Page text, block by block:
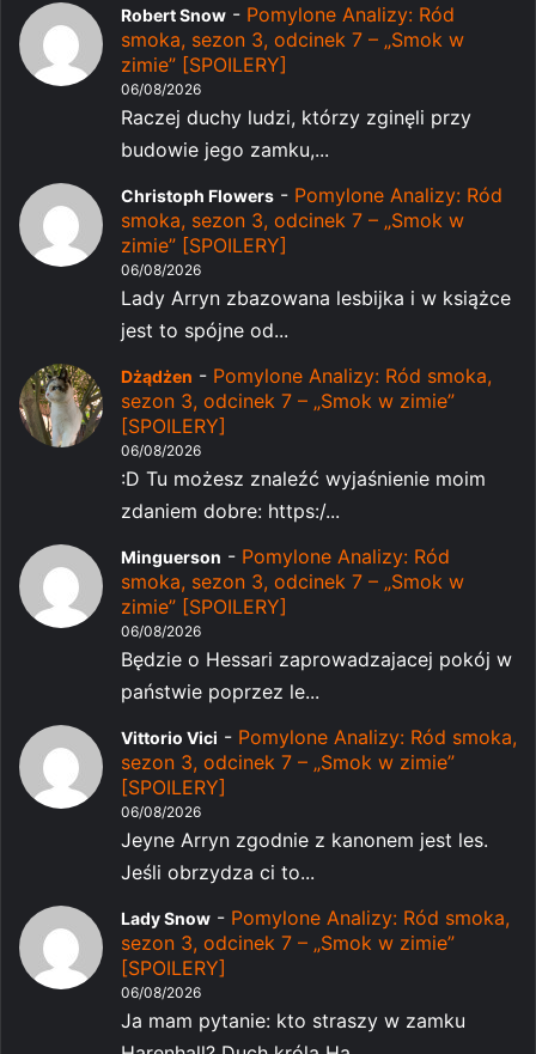
Robert Snow - Pomylone Analizy: Ród
smoka, sezon 3, odcinek 7 – „Smok w
zimie” [SPOILERY]
06/08/2026
Raczej duchy ludzi, którzy zginęli przy
budowie jego zamku,...
Christoph Flowers - Pomylone Analizy: Ród
smoka, sezon 3, odcinek 7 – „Smok w
zimie” [SPOILERY]
06/08/2026
Lady Arryn zbazowana lesbijka i w książce
jest to spójne od...
Dżądżen - Pomylone Analizy: Ród smoka,
sezon 3, odcinek 7 – „Smok w zimie”
[SPOILERY]
06/08/2026
:D Tu możesz znaleźć wyjaśnienie moim
zdaniem dobre: https:/...
Minguerson - Pomylone Analizy: Ród
smoka, sezon 3, odcinek 7 – „Smok w
zimie” [SPOILERY]
06/08/2026
Będzie o Hessari zaprowadzajacej pokój w
państwie poprzez le...
Vittorio Vici - Pomylone Analizy: Ród smoka,
sezon 3, odcinek 7 – „Smok w zimie”
[SPOILERY]
06/08/2026
Jeyne Arryn zgodnie z kanonem jest les.
Jeśli obrzydza ci to...
Lady Snow - Pomylone Analizy: Ród smoka,
sezon 3, odcinek 7 – „Smok w zimie”
[SPOILERY]
06/08/2026
Ja mam pytanie: kto straszy w zamku